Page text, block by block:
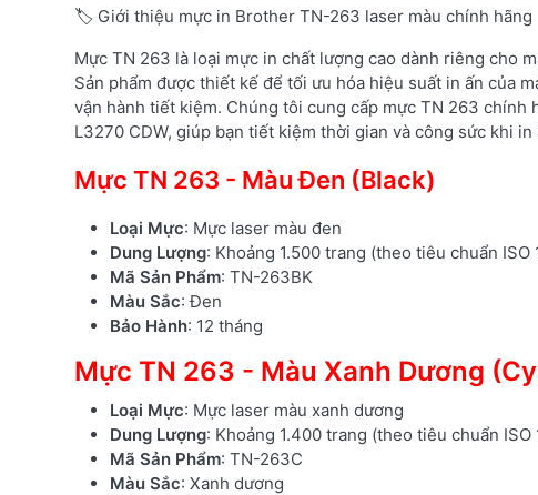
🏷️ Giới thiệu mực in Brother TN-263 laser màu chính hãng
Mực TN 263 là loại mực in chất lượng cao dành riêng cho
Sản phẩm được thiết kế để tối ưu hóa hiệu suất in ấn của
vận hành tiết kiệm. Chúng tôi cung cấp mực TN 263
L3270 CDW, giúp bạn tiết kiệm thời gian và công sức khi in
Mực TN 263 - Màu Đen (Black)
Loại Mực: Mực laser màu đen
Dung Lượng: Khoảng 1.500 trang (theo tiêu chuẩn ISO
Mã Sản Phẩm: TN-263BK
Màu Sắc: Đen
Bảo Hành: 12 tháng
Mực TN 263 - Màu Xanh Dương
Loại Mực: Mực laser màu xanh dương
Dung Lượng: Khoảng 1.400 trang (theo tiêu chuẩn ISO
Mã Sản Phẩm: TN-263C
Màu Sắc: Xanh dương